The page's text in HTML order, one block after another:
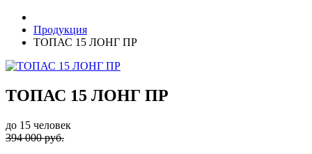
Продукция
ТОПАС 15 ЛОНГ ПР
ТОПАС 15 ЛОНГ ПР
до 15 человек
394 000 руб.